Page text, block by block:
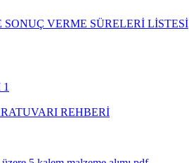
VERME SÜRELERİ LİSTESİ
REHBERİ